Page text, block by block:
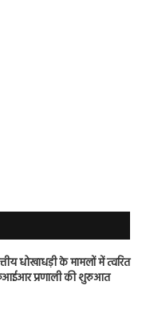
धोखाधड़ी के मामलों में त्वरित
प्रणाली की शुरुआत